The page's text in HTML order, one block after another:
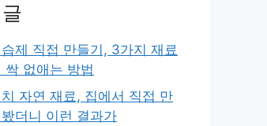
제 직접 만들기, 3가지 재료
싹 없애는 방법
치 자연 재료, 집에서 직접 만
더니 이런 결과가